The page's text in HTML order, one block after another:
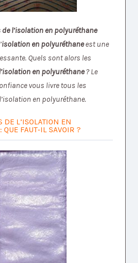
l’isolation en polyuréthane
isolation en polyuréthaneest une
Quels sont alors les
en polyuréthane? Le
vous livre tous les
en polyuréthane.
L’ISOLATION EN
QUE FAUT-IL SAVOIR ?